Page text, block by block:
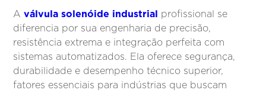
Aválvula solenóide industrial profissional se
diferencia por sua engenharia de precisão,
resistência extrema e integração perfeita com
sistemas automatizados. Ela oferece segurança,
durabilidade e desempenho técnico superior,
fatores essenciais para indústrias que buscam